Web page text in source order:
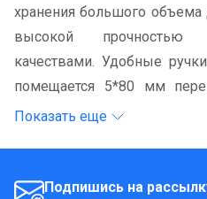
хранения большого объема
высокой прочностью
качествами. Удобные
помещается 5*80 мм
BoxR Basic или 4*100 мм
Показать еще
Подпишись на